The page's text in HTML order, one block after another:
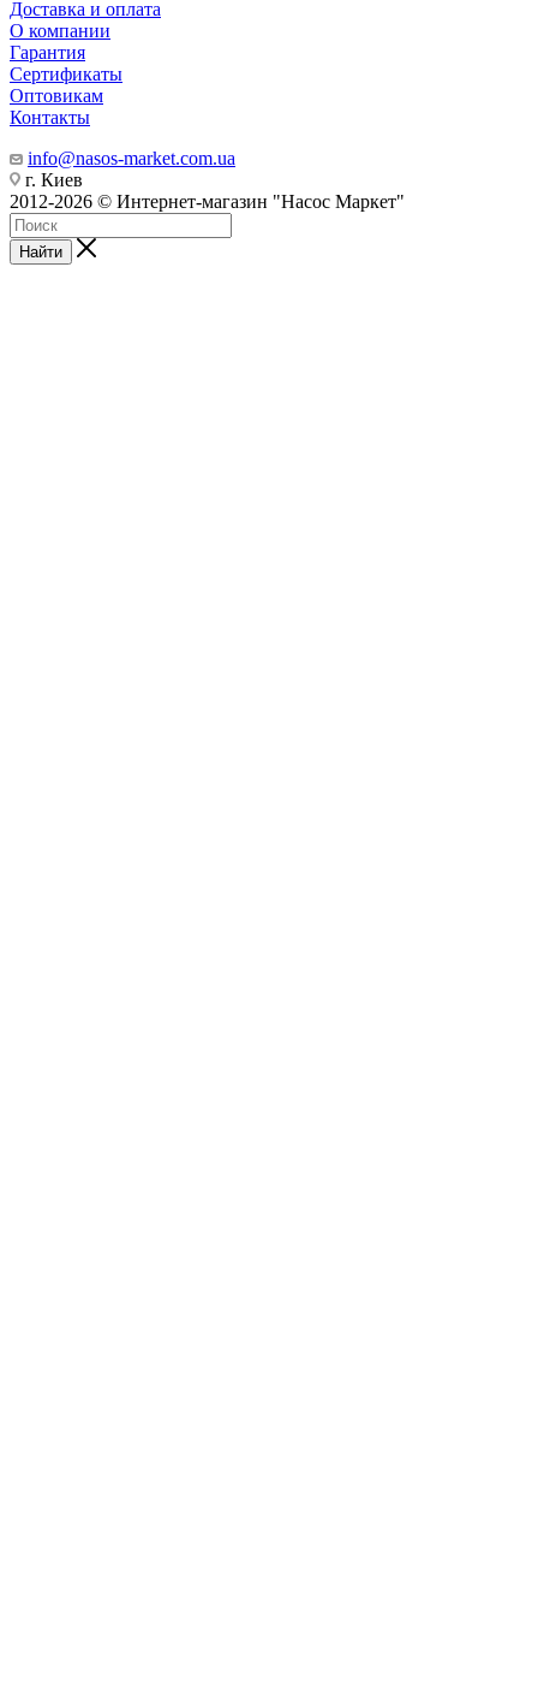
Доставка и оплата
О компании
Гарантия
Сертификаты
Оптовикам
Контакты
info@nasos-market.com.ua
г. Киев
2012-2026 © Интернет-магазин "Насос Маркет"
Найти